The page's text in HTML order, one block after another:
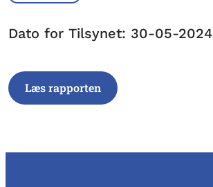
Dato for Tilsynet: 30-05-2024
Læs rapporten